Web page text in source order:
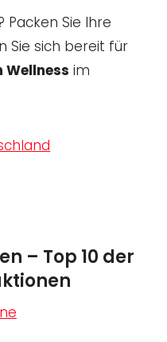
Sie Ihre
Sie sich bereit für
im
– Top 10 der